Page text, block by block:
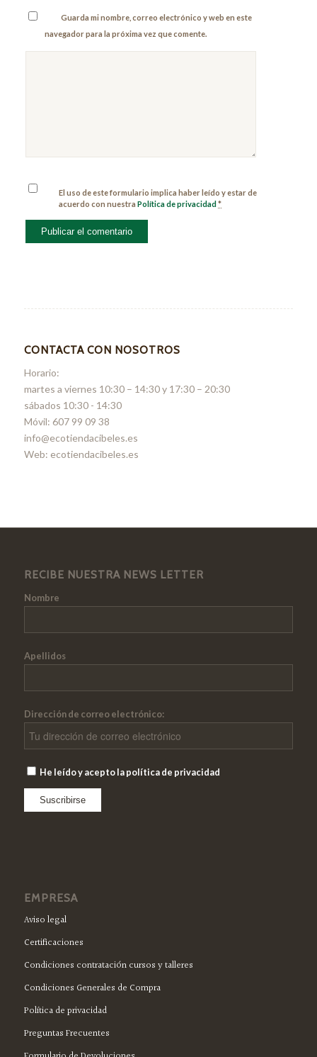
Guarda mi nombre, correo electrónico y web en este
navegador para la próxima vez que comente.
El uso de este formulario implica haber leído y estar de
acuerdo con nuestraPolítica de privacidad*
CONTACTA CON NOSOTROS
Horario:
martes a viernes 10:30 – 14:30 y 17:30 – 20:30
sábados 10:30 - 14:30
Móvil: 607 99 09 38
info@ecotiendacibeles.es
Web: ecotiendacibeles.es
RECIBE NUESTRA NEWS LETTER
Nombre
Apellidos
Dirección de correo electrónico:
He leído y acepto la política de privacidad
EMPRESA
Aviso legal
Certificaciones
Condiciones contratación cursos y talleres
Condiciones Generales de Compra
Política de privacidad
Preguntas Frecuentes